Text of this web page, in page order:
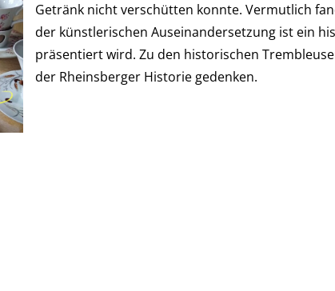
Getränk nicht verschütten konnte. Vermutlich
der künstlerischen Auseinandersetzung ist ein
präsentiert wird. Zu den historischen
der Rheinsberger Historie gedenken.